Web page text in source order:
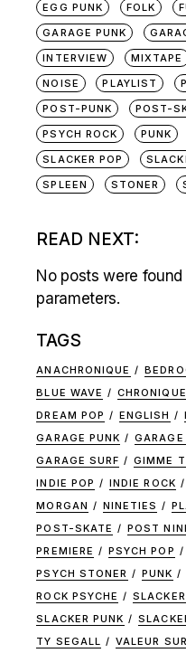
EGG PUNK
FOLK
GARAGE PUNK
INTERVIEW
MIXTAPE
NOISE
PLAYLIST
POST-PUNK
POST-
PSYCH ROCK
PUNK
SLACKER POP
SPLEEN
STONER
READ NEXT:
No posts were
parameters.
TAGS
ANACHRONIQUE
BLUE WAVE
CHRONIQUE
DREAM POP
ENGLISH
GARAGE PUNK
GARAGE
GARAGE SURF
GIMME
INDIE POP
INDIE ROCK
MORGAN
NINETIES
POST-SKATE
POST
PREMIERE
PSYCH POP
PSYCH STONER
PUNK
ROCK PSYCHE
SLACKER
SLACKER PUNK
TY SEGALL
VALEUR